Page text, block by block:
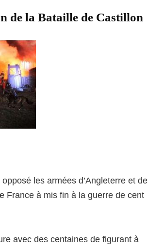
de la Bataille de Castillon
les armées d’Angleterre et de
France à mis fin à la guerre de cent
avec des centaines de figurant à